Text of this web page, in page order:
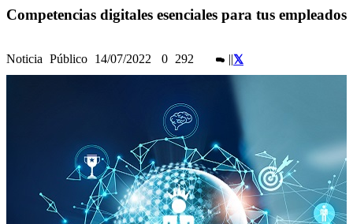
Competencias digitales esenciales para tus empleados
Noticia Público 14/07/2022 0 292 ||